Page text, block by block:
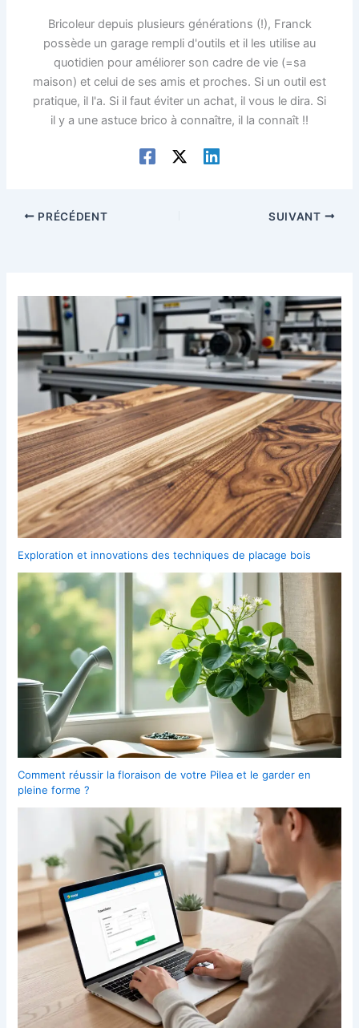
Bricoleur depuis plusieurs générations (!), Franck
possède un garage rempli d'outils et il les utilise au
quotidien pour améliorer son cadre de vie (=sa
maison) et celui de ses amis et proches. Si un outil est
pratique, il l'a. Si il faut éviter un achat, il vous le dira. Si
il y a une astuce brico à connaître, il la connaît !!
PRÉCÉDENT SUIVANT
Exploration et innovations des techniques de placage bois
Comment réussir la floraison de votre Pilea et le garder en
pleine forme ?